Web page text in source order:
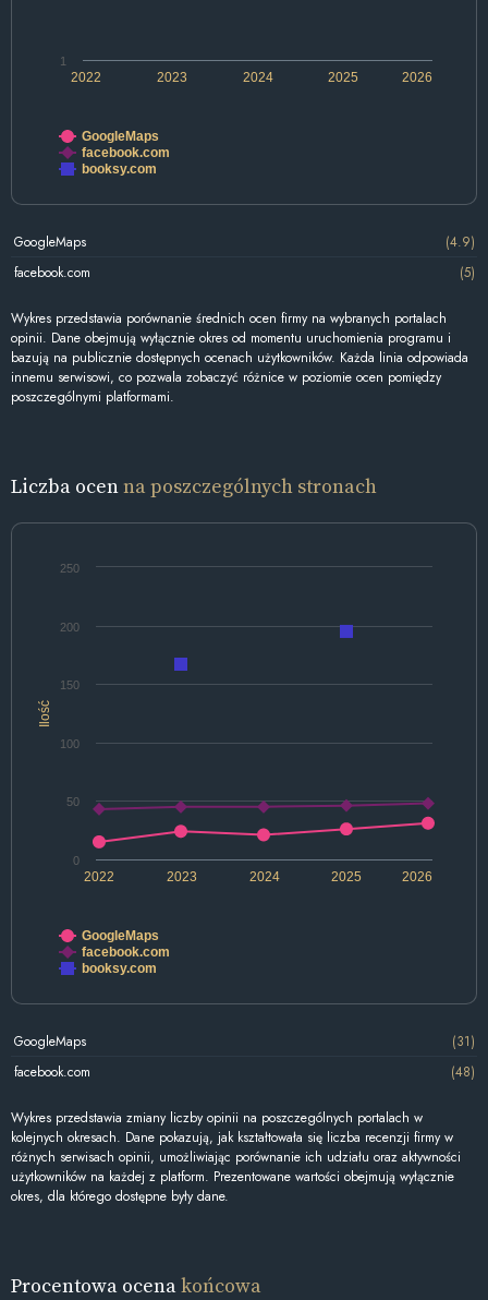
2022 2024 2026
2023 2025
1
GoogleMaps
facebook.com
booksy.com
GoogleMaps
(4.9)
facebook.com
(5)
Wykres przedstawia porównanie średnich ocen firmy na wybranych portalach
opinii. Dane obejmują wyłącznie okres od momentu uruchomienia programu i
bazują na publicznie dostępnych ocenach użytkowników. Każda linia odpowiada
innemu serwisowi, co pozwala zobaczyć różnice w poziomie ocen pomiędzy
poszczególnymi platformami.
Liczba ocenna poszczególnych stronach
Ilość
2022 2024 2026
2023 2025
0
50
100
150
200
250
GoogleMaps
facebook.com
booksy.com
GoogleMaps
(31)
facebook.com
(48)
Wykres przedstawia zmiany liczby opinii na poszczególnych portalach w
kolejnych okresach. Dane pokazują, jak kształtowała się liczba recenzji firmy w
różnych serwisach opinii, umożliwiając porównanie ich udziału oraz aktywności
użytkowników na każdej z platform. Prezentowane wartości obejmują wyłącznie
okres, dla którego dostępne były dane.
Procentowa ocenakońcowa